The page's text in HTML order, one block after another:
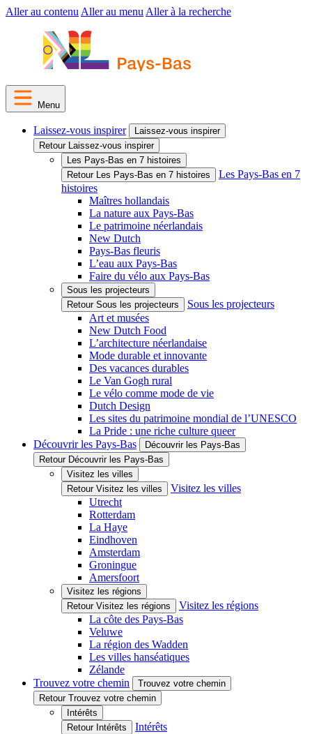
Aller au contenu Aller au menu Aller à la recherche
Menu
Laissez-vous inspirer
Laissez-vous inspirer
Retour Laissez-vous inspirer
Les Pays-Bas en 7 histoires
Retour Les Pays-Bas en 7 histoires
Les Pays-Bas en 7
histoires
Maîtres hollandais
La nature aux Pays-Bas
Le patrimoine néerlandais
New Dutch
Pays-Bas fleuris
L’eau aux Pays-Bas
Faire du vélo aux Pays-Bas
Sous les projecteurs
Retour Sous les projecteurs
Sous les projecteurs
Art et musées
New Dutch Food
L’architecture néerlandaise
Mode durable et innovante
Des vacances durables
Le Van Gogh rural
Le vélo comme mode de vie
Dutch Design
Les sites du patrimoine mondial de l’UNESCO
La Pride : une riche culture queer
Découvrir les Pays-Bas
Découvrir les Pays-Bas
Retour Découvrir les Pays-Bas
Visitez les villes
Retour Visitez les villes
Visitez les villes
Utrecht
Rotterdam
La Haye
Eindhoven
Amsterdam
Groningue
Amersfoort
Visitez les régions
Retour Visitez les régions
Visitez les régions
La côte des Pays-Bas
Veluwe
La région des Wadden
Les villes hanséatiques
Zélande
Trouvez votre chemin
Trouvez votre chemin
Retour Trouvez votre chemin
Intérêts
Retour Intérêts
Intérêts